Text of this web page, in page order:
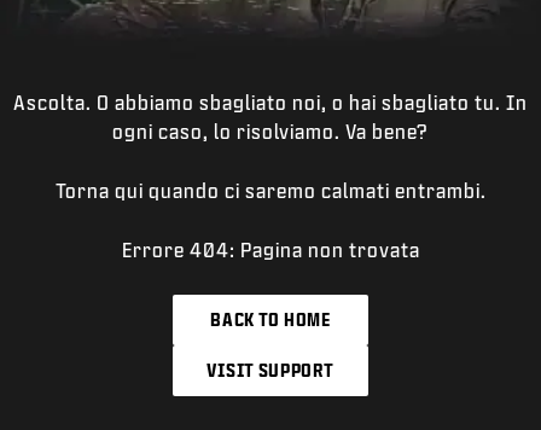
Ascolta. O abbiamo sbagliato noi, o hai sbagliato tu. In
ogni caso, lo risolviamo. Va bene?
Torna qui quando ci saremo calmati entrambi.
Errore 404: Pagina non trovata
BACK TO HOME
VISIT SUPPORT